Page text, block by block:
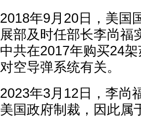
2018年9月20日，美国
展部及时任部长李尚福
中共在2017年购买24
对空导弹系统有关。
2023年3月12日，李尚
美国政府制裁，因此属